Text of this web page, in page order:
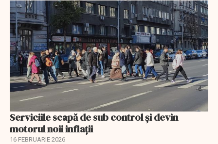
Serviciile scapă de sub control și devin
motorul noii inflații
16 FEBRUARIE 2026